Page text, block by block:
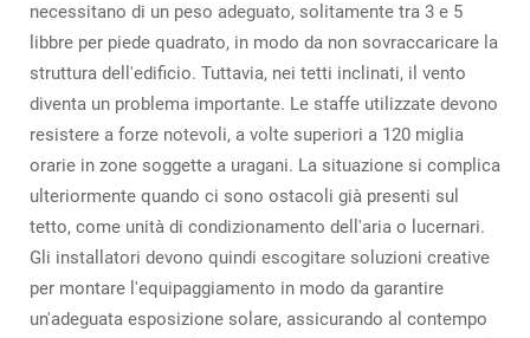
necessitano di un peso adeguato, solitamente tra 3 e 5
libbre per piede quadrato, in modo da non sovraccaricare la
struttura dell'edificio. Tuttavia, nei tetti inclinati, il vento
diventa un problema importante. Le staffe utilizzate devono
resistere a forze notevoli, a volte superiori a 120 miglia
orarie in zone soggette a uragani. La situazione si complica
ulteriormente quando ci sono ostacoli già presenti sul
tetto, come unità di condizionamento dell'aria o lucernari.
Gli installatori devono quindi escogitare soluzioni creative
per montare l'equipaggiamento in modo da garantire
un'adeguata esposizione solare, assicurando al contempo